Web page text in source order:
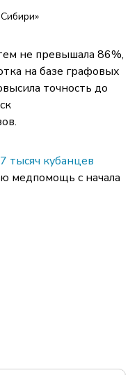
не превышала 86%,
на базе графовых
точность до
тысяч кубанцев
медпомощь с начала